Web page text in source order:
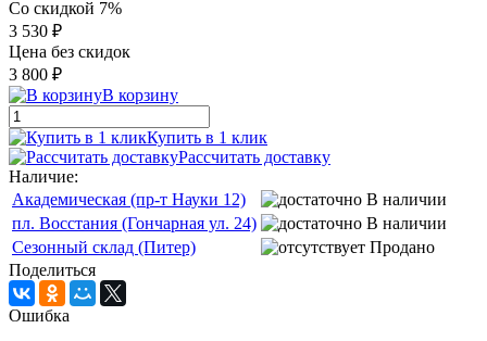
Со скидкой 7%
3 530 ₽
Цена без скидок
3 800 ₽
В корзину
Купить в 1 клик
Рассчитать доставку
Наличие:
Академическая (пр-т Науки 12)
В наличии
пл. Восстания (Гончарная ул. 24)
В наличии
Сезонный склад (Питер)
Продано
Поделиться
Ошибка